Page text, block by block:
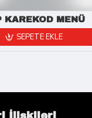
MENÜ
SEPETE EKLE
İlişkileri